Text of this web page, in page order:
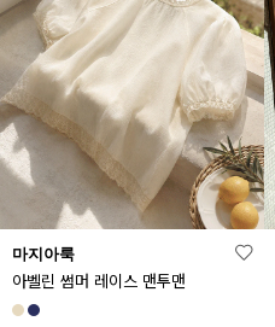
마지아룩
아벨린 썸머 레이스 맨투맨